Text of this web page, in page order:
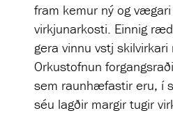
fram kemur ný og
virkjunarkosti. Einnig
gera vinnu vstj skilvirkari
Orkustofnun
sem raunhæfastir eru, í
séu lagðir margir tugir